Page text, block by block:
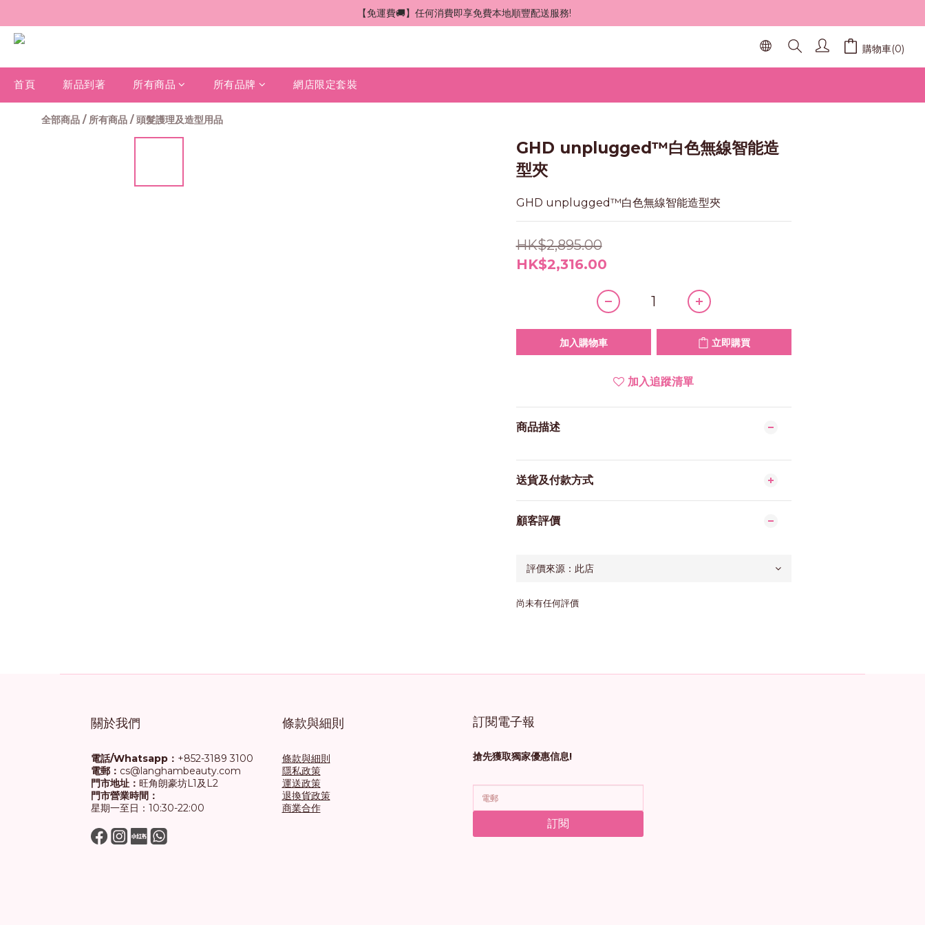
【免運費🚚】任何消費即享免費本地順豐配送服務!
購物車(0)
首頁 新品到著 所有商品 所有品牌 網店限定套裝
全部商品 / 所有商品 /頭髮護理及造型用品
GHD unplugged™白色無線智能造
型夾
GHD unplugged™白色無線智能造型夾
HK$2,895.00
HK$2,316.00
加入購物車 立即購買
加入追蹤清單
商品描述
送貨及付款方式
顧客評價
尚未有任何評價
立即購買
關於我們
電話/Whatsapp： +852-3189 3100
電郵： cs@langhambeauty.com
門市地址： 旺角朗豪坊L1及L2
門市營業時間：
星期一至日：10:30-22:00
條款與細則
條款與細則
隱私政策
運送政策
退換貨政策
商業合作
訂閱電子報
搶先獲取獨家優惠信息!
訂閱